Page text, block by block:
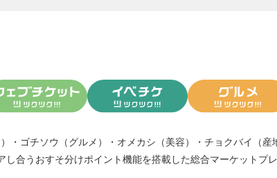
・ ゴチソウ（グルメ） ・ オメカシ（美容） ・ チョクバイ（産
し合う おすそ分けポイント機能を搭載した総合マーケットプレ